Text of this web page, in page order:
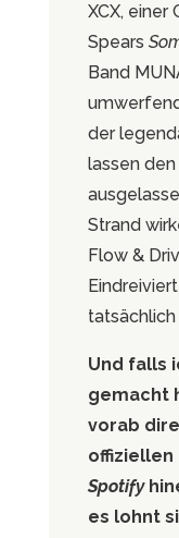
XCX, einer
Spears
Band
der
lassen
Strand
Flow &
Und falls
gemacht
vorab
offiziellen
Spotify
es lohnt